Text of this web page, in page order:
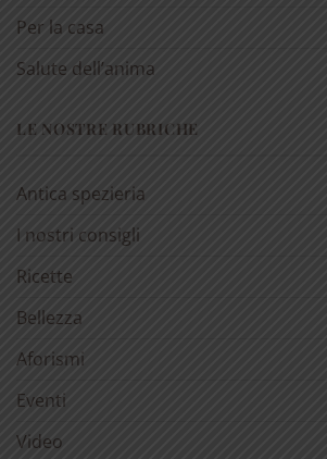
Per la casa
Salute dell’anima
LE NOSTRE RUBRICHE
Antica spezieria
I nostri consigli
Ricette
Bellezza
Aforismi
Eventi
Video